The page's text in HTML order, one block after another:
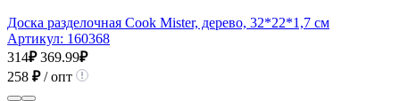
Доска разделочная Cook Mister, дерево, 32*22*1,7 см
Артикул: 160368
314₽ 369.99₽
258 ₽/ опт